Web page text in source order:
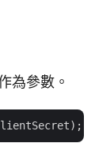
為參數。